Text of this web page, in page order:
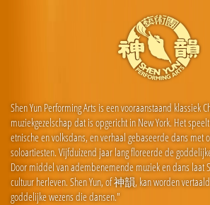
Shen Yun Performing Arts is een vooraanstaand klassiek
muziekgezelschap dat is opgericht in New York. Het
etnische en volksdans, en verhaal gebaseerde dans met
soloartiesten. Vijfduizend jaar lang floreerde de
Door middel van adembenemende muziek en dans laat
cultuur herleven. Shen Yun, of 神韻, kan worden
goddelijke wezens die dansen."